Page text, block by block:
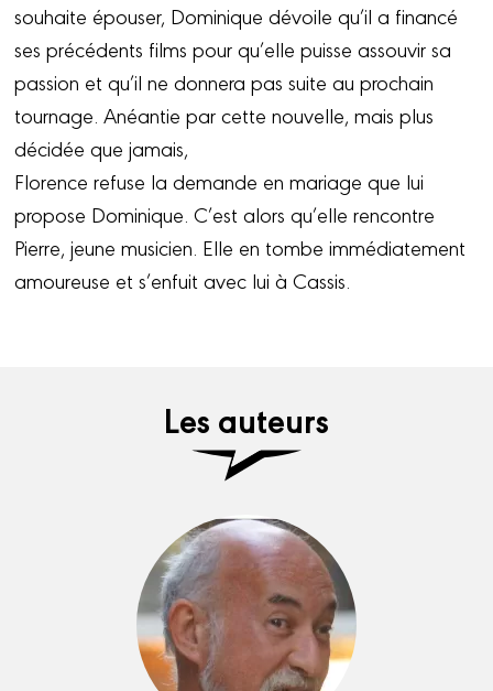
souhaite épouser, Dominique dévoile qu’il a financé
ses précédents films pour qu’elle puisse assouvir sa
passion et qu’il ne donnera pas suite au prochain
tournage. Anéantie par cette nouvelle, mais plus
décidée que jamais,
Florence refuse la demande en mariage que lui
propose Dominique. C’est alors qu’elle rencontre
Pierre, jeune musicien. Elle en tombe immédiatement
amoureuse et s’enfuit avec lui à Cassis.
Les auteurs